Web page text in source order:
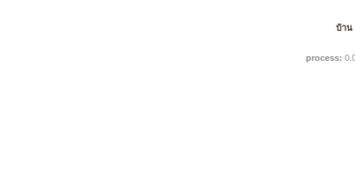
บ้าน
process: